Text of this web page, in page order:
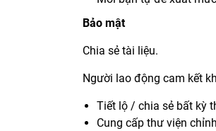
Bảo mật
Chia sẻ tài liệu.
Người lao động cam kết
Tiết lộ / chia sẻ bất kỳ
Cung cấp thư viện